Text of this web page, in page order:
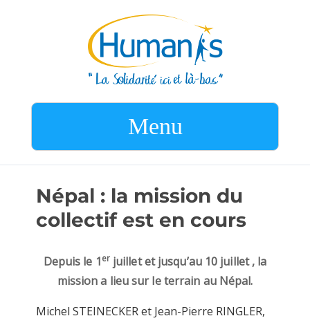
Menu
Népal : la mission du
collectif est en cours
Depuis le 1erjuillet et jusqu’au 10 juillet , la
mission a lieu sur le terrain au Népal.
Michel STEINECKER et Jean-Pierre RINGLER,